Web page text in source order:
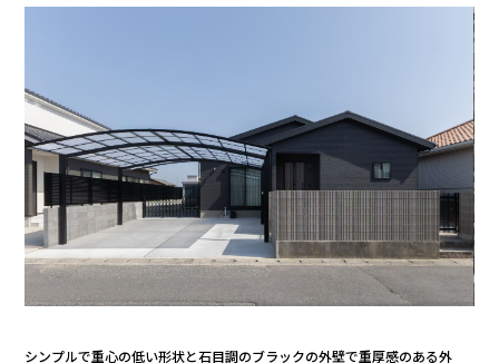
シンプルで重心の低い形状と石目調のブラックの外壁で重厚感のある外